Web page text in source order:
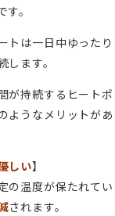
。
トは一日中ゆった
ます。
が持続するヒート
ようなメリットが
しい】
の温度が保たれてい
されます。